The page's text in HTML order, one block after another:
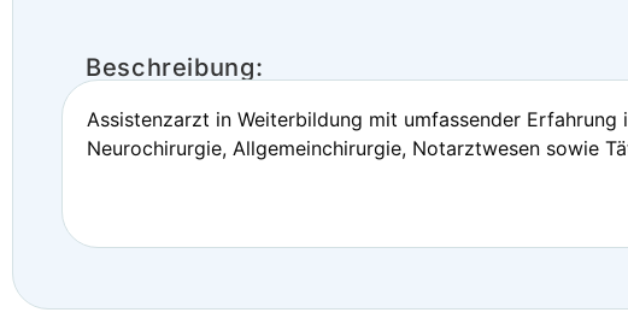
Beschreibung:
Assistenzarzt in Weiterbildung mit umfassender
Neurochirurgie, Allgemeinchirurgie, Notarztwesen sowie